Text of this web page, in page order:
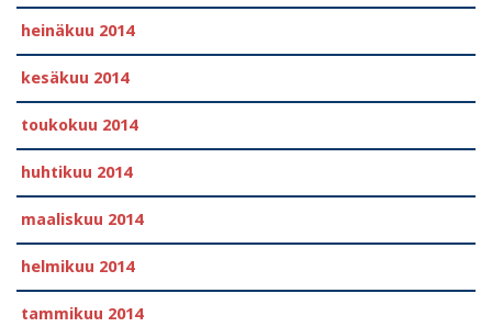
heinäkuu 2014
kesäkuu 2014
toukokuu 2014
huhtikuu 2014
maaliskuu 2014
helmikuu 2014
tammikuu 2014